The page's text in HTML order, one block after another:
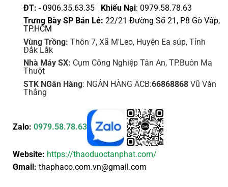
ĐT: - 0906.35.63.35 Khiếu Nại: 0979.58.78.63
Trưng Bày SP Bán Lẻ: 22/21 Đường Số 21, P8 Gò Vấp,
TP.HCM
Vùng Trồng: Thôn 7, Xã M'Leo, Huyện Ea súp, Tỉnh
Đắk Lắk
Nhà Máy SX: Cụm Công Nghiệp Tân An, TP.Buôn Ma
Thuột
STK NGân Hàng: NGÂN HÀNG ACB:66868868Vũ Văn
Thắng
Zalo: 0979.58.78.63
Website: https://thaoduoctanphat.com/
Gmail: thaphaco.com.vn@gmail.com